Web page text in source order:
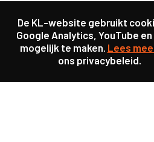
De KL-website gebruikt
Google Analytics, YouTube en
mogelijk te maken. Lees
ons privacybeleid.